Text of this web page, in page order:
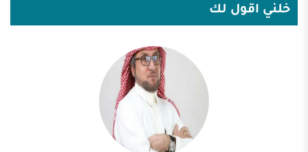
التعليمية والكفاءات البشرية ، وتوجه الدولة نحو الاهتمام بالموهوبين من
الطلاب ، سوف يدرك أن المهمة غاية في الصعوبة . ومع ذلك ، فإن هناك
ومن بين تلك الأمور توقيت العودة إلى المدارس ، أي معالجة التقويم الدراسي
خلني اقول لك